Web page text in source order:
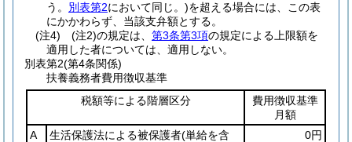
う。 別表第2において同じ。)を超える場合には、この表
にかかわらず、当該支弁額とする。
(注4) (注2)の規定は、 第3条第3項の規定による上限額を
適用した者については、適用しない。
別表第2(第4条関係)
扶養義務者費用徴収基準
税額等による階層区分
費用徴収基準
月額
A
生活保護法による被保護者(単給を含
0円